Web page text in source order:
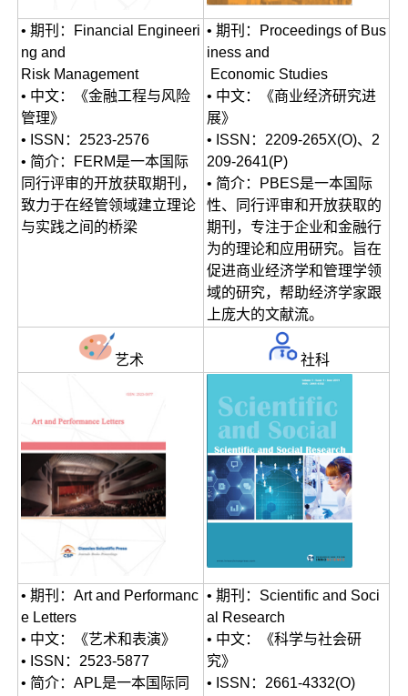
• 期刊：Financial Engineeri
ng and
Risk Management
• 中文：《金融工程与风险
管理》
• ISSN：2523-2576
• 简介：FERM是一本国际
同行评审的开放获取期刊，
致力于在经管领域建立理论
与实践之间的桥梁
• 期刊：Proceedings of Bus
iness and
Economic Studies
• 中文：《商业经济研究进
展》
• ISSN：2209-265X(O)、2
209-2641(P)
• 简介：PBES是一本国际
性、同行评审和开放获取的
期刊，专注于企业和金融行
为的理论和应用研究。旨在
促进商业经济学和管理学领
域的研究，帮助经济学家跟
上庞大的文献流。
艺术 社科
• 期刊：Art and Performanc
e Letters
• 中文：《艺术和表演》
• ISSN：2523-5877
• 简介：APL是一本国际同
• 期刊：Scientific and Soci
al Research
• 中文：《科学与社会研
究》
• ISSN：2661-4332(O)